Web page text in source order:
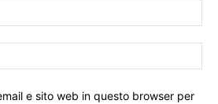
e sito web in questo browser per